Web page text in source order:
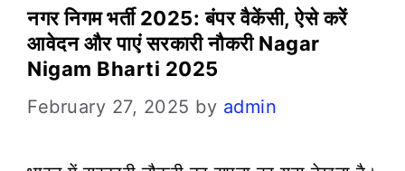
नगर निगम भर्ती 2025: बंपर वैकेंसी, ऐसे करें
आवेदन और पाएं सरकारी नौकरी Nagar
Nigam Bharti 2025
February 27, 2025 by admin